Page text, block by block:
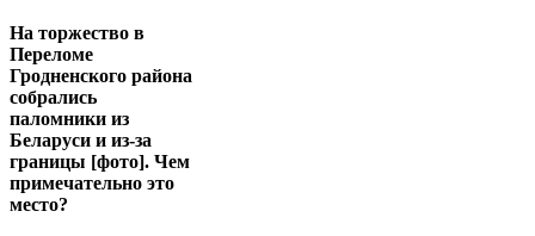
На торжество в
Переломе
Гродненского района
собрались
паломники из
Беларуси и из-за
границы [фото]. Чем
примечательно это
место?